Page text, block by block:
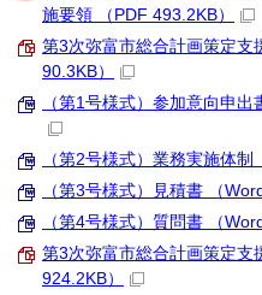
施要領 （PDF 493.2KB）
第3次弥富市総合計画策定支
90.3KB）
（第1号様式）参加意向申
（第2号様式）業務実施体制
（第3号様式）見積書 （
（第4号様式）質問書 （
第3次弥富市総合計画策定支
924.2KB）